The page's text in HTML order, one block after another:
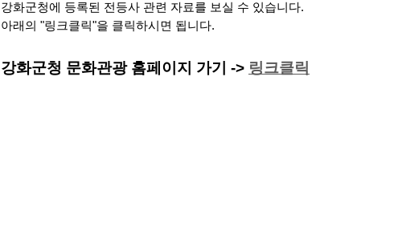
강화군청에 등록된 전등사 관련 자료를 보실 수 있습니다.
아래의 "링크클릭"을 클릭하시면 됩니다.
강화군청 문화관광 홈페이지 가기 -> 링크클릭